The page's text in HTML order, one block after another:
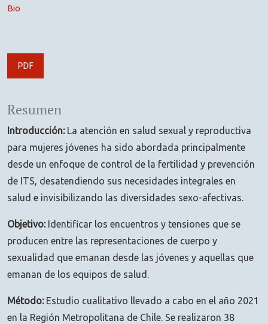
Bio
PDF
Resumen
Introducción:La atención en salud sexual y reproductiva
para mujeres jóvenes ha sido abordada principalmente
desde un enfoque de control de la fertilidad y prevención
de ITS, desatendiendo sus necesidades integrales en
salud e invisibilizando las diversidades sexo-afectivas.
Objetivo:Identificar los encuentros y tensiones que se
producen entre las representaciones de cuerpo y
sexualidad que emanan desde las jóvenes y aquellas que
emanan de los equipos de salud.
Método:Estudio cualitativo llevado a cabo en el año 2021
en la Región Metropolitana de Chile. Se realizaron 38